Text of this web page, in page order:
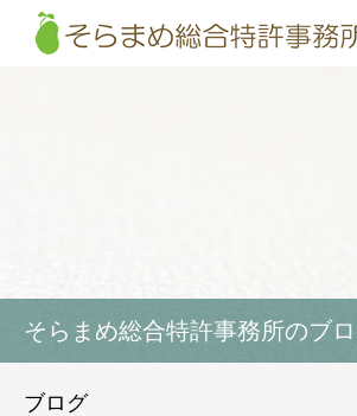
そらまめ総合特許事務所のブ
ブログ
料金